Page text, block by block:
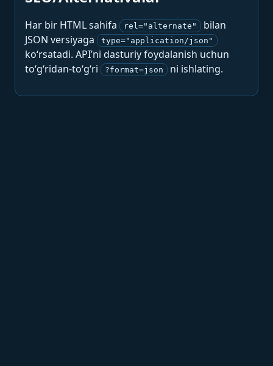
Har bir HTML sahifa rel="alternate"
bilan
JSON versiyaga
type="application/json"
ko‘rsatadi. API’ni dasturiy foydalanish uchun
to‘g‘ridan-to‘g‘ri
?format=json ni ishlating.